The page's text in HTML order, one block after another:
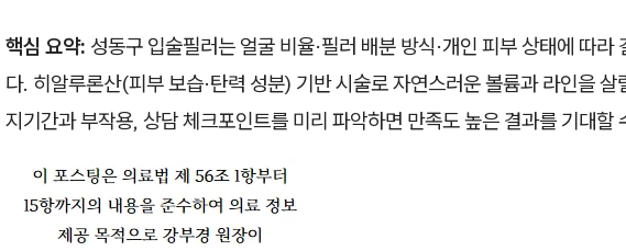
핵심 요약: 성동구 입술필러는 얼굴 비율·필러 배분 방식·개인 피부 상태에 따라
다. 히알루론산(피부 보습·탄력 성분) 기반 시술로 자연스러운 볼륨과 라인을 살
지기간과 부작용, 상담 체크포인트를 미리 파악하면 만족도 높은 결과를 기대할